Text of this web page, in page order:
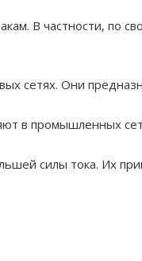
В частности, по
сетях. Они
в промышленных
силы тока. Их